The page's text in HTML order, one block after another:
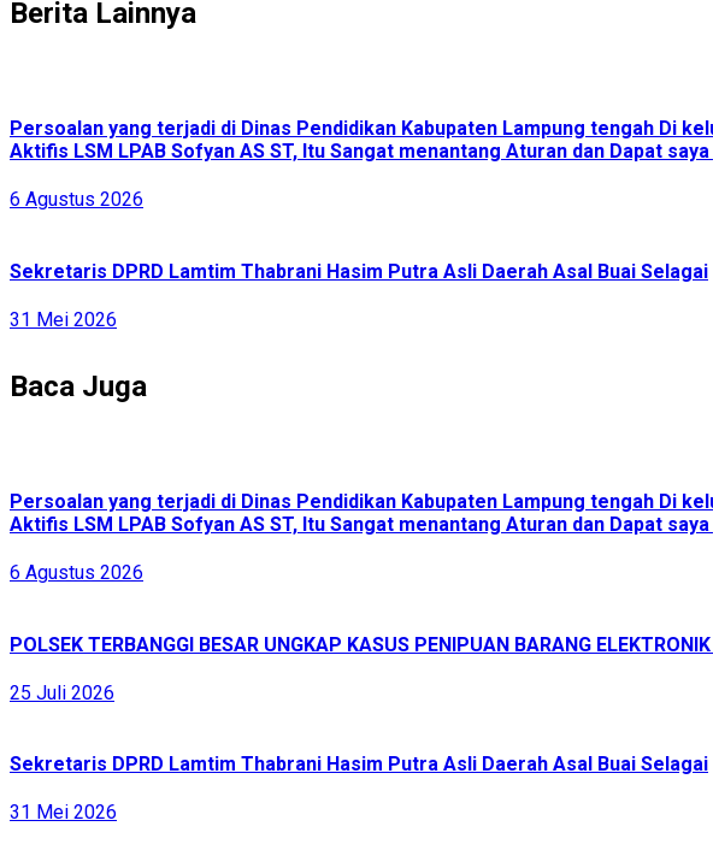
Berita Lainnya
Persoalan yang terjadi di Dinas Pendidikan Kabupaten Lampung tengah Di
Aktifis LSM LPAB Sofyan AS ST, Itu Sangat menantang Aturan dan Dapat
6 Agustus 2026
Sekretaris DPRD Lamtim Thabrani Hasim Putra Asli Daerah Asal Buai Selagai
31 Mei 2026
Baca Juga
Persoalan yang terjadi di Dinas Pendidikan Kabupaten Lampung tengah Di
Aktifis LSM LPAB Sofyan AS ST, Itu Sangat menantang Aturan dan Dapat
6 Agustus 2026
POLSEK TERBANGGI BESAR UNGKAP KASUS PENIPUAN BARANG
25 Juli 2026
Sekretaris DPRD Lamtim Thabrani Hasim Putra Asli Daerah Asal Buai Selagai
31 Mei 2026